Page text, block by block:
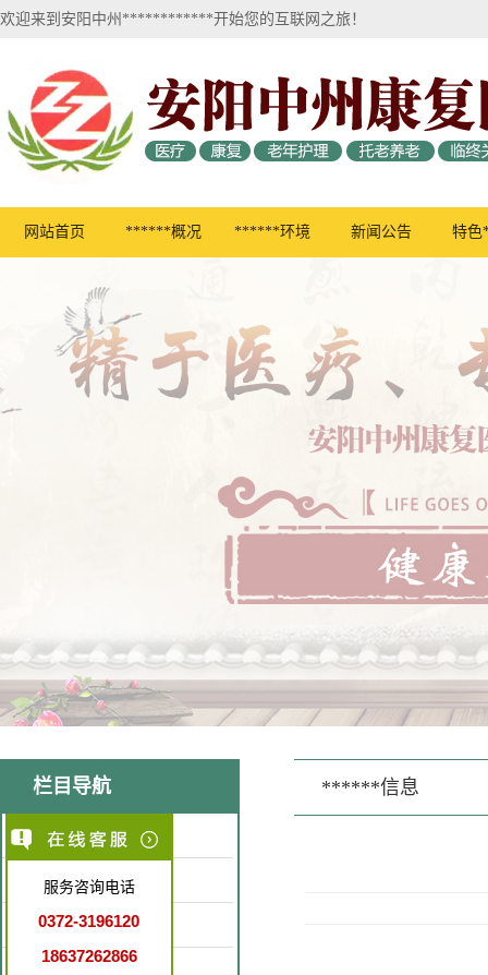
欢迎来到安阳中州************开始您的互联网之旅！
网站首页 ******概况 ******环境 新闻公告 特
******信息
栏目导航
医院简介
医疗环境
特色医疗
服务咨询电话
0372-3196120
18637262866